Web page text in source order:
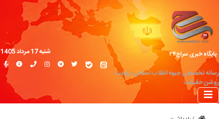
پایگاه خبری سراج۲۴
رسانه تخصصی جبهه انقلاب اسلامی؛ روایت
روشن حقیقت
شنبه 17 مرداد 1405